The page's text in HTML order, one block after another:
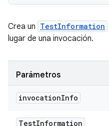
Crea un TestInformation
lugar de una invocación.
Parámetros
invocationInfo
TestInformation